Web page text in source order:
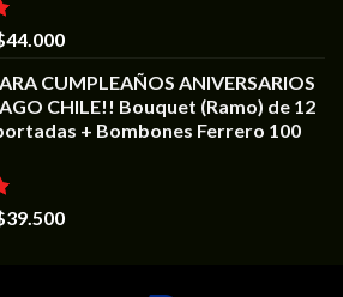
44.000
CUMPLEAÑOS ANIVERSARIOS
CHILE!! Bouquet (Ramo) de 12
+ Bombones Ferrero 100
39.500